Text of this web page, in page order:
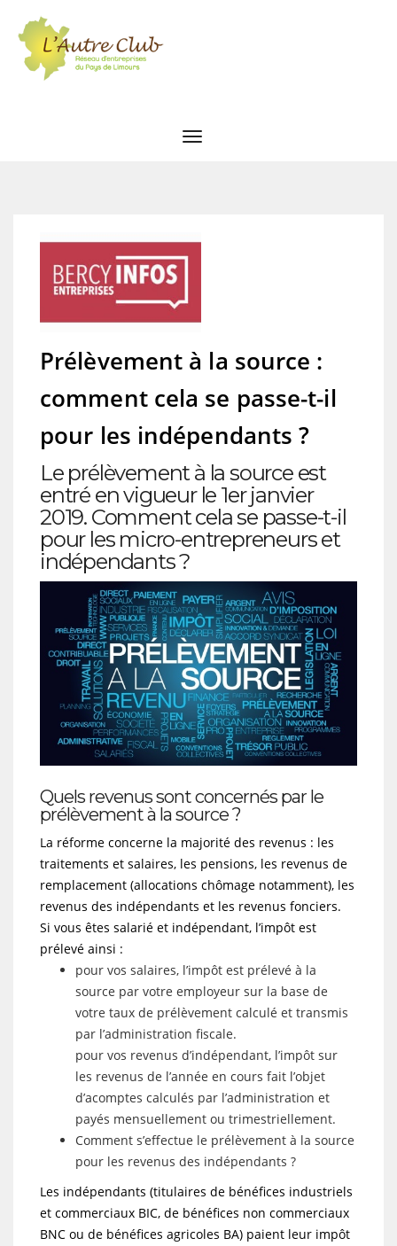
Prélèvement à la source :
comment cela se passe-t-il
pour les indépendants ?
Le prélèvement à la source est
entré en vigueur le 1er janvier
2019. Comment cela se passe-t-il
pour les micro-entrepreneurs et
indépendants ?
Quels revenus sont concernés par le
prélèvement à la source ?
La réforme concerne la majorité des revenus : les
traitements et salaires, les pensions, les revenus de
remplacement (allocations chômage notamment), les
revenus des indépendants et les revenus fonciers.
Si vous êtes salarié et indépendant, l’impôt est
prélevé ainsi :
pour vos salaires, l’impôt est prélevé à la
source par votre employeur sur la base de
votre taux de prélèvement calculé et transmis
par l’administration fiscale.
pour vos revenus d’indépendant, l’impôt sur
les revenus de l’année en cours fait l’objet
d’acomptes calculés par l’administration et
payés mensuellement ou trimestriellement.
Comment s’effectue le prélèvement à la source
pour les revenus des indépendants ?
Les indépendants (titulaires de bénéfices industriels
et commerciaux BIC, de bénéfices non commerciaux
BNC ou de bénéfices agricoles BA) paient leur impôt